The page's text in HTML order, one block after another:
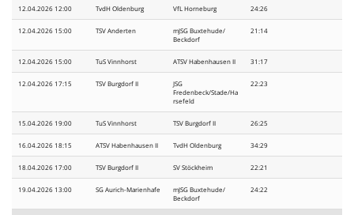
12.04.2026 12:00 TvdH Oldenburg VfL Horneburg 24:26
12.04.2026 15:00 TSV Anderten
mJSG Buxtehude/
Beckdorf
21:14
12.04.2026 15:00 TuS Vinnhorst ATSV Habenhausen II 31:17
12.04.2026 17:15 TSV Burgdorf II
JSG
Fredenbeck/Stade/Ha
rsefeld
22:23
15.04.2026 19:00 TuS Vinnhorst TSV Burgdorf II 26:25
16.04.2026 18:15 ATSV Habenhausen II TvdH Oldenburg 34:29
18.04.2026 17:00 TSV Burgdorf II SV Stöckheim 22:21
19.04.2026 13:00 SG Aurich-Marienhafe
mJSG Buxtehude/
Beckdorf
24:22